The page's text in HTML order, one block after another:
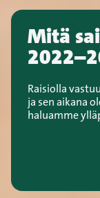
Mitä
Raisiolla
ja sen aikana
haluamme